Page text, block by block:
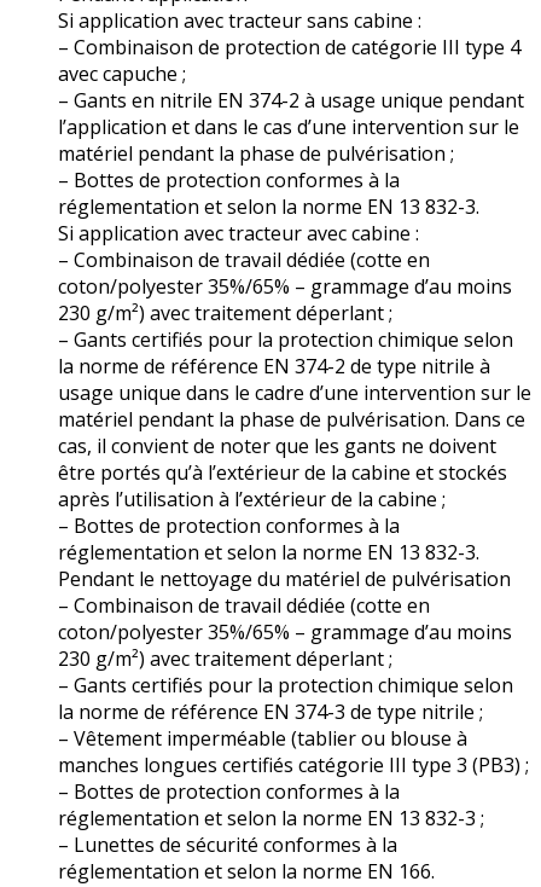
Si application avec tracteur sans cabine :
– Combinaison de protection de catégorie III type 4
avec capuche ;
– Gants en nitrile EN 374-2 à usage unique pendant
l’application et dans le cas d’une intervention sur le
matériel pendant la phase de pulvérisation ;
– Bottes de protection conformes à la
réglementation et selon la norme EN 13 832-3.
Si application avec tracteur avec cabine :
– Combinaison de travail dédiée (cotte en
coton/polyester 35%/65% – grammage d’au moins
230 g/m²) avec traitement déperlant ;
– Gants certifiés pour la protection chimique selon
la norme de référence EN 374-2 de type nitrile à
usage unique dans le cadre d’une intervention sur le
matériel pendant la phase de pulvérisation. Dans ce
cas, il convient de noter que les gants ne doivent
être portés qu’à l’extérieur de la cabine et stockés
après l’utilisation à l’extérieur de la cabine ;
– Bottes de protection conformes à la
réglementation et selon la norme EN 13 832-3.
Pendant le nettoyage du matériel de pulvérisation
– Combinaison de travail dédiée (cotte en
coton/polyester 35%/65% – grammage d’au moins
230 g/m²) avec traitement déperlant ;
– Gants certifiés pour la protection chimique selon
la norme de référence EN 374-3 de type nitrile ;
– Vêtement imperméable (tablier ou blouse à
manches longues certifiés catégorie III type 3 (PB3) ;
– Bottes de protection conformes à la
réglementation et selon la norme EN 13 832-3 ;
– Lunettes de sécurité conformes à la
réglementation et selon la norme EN 166.